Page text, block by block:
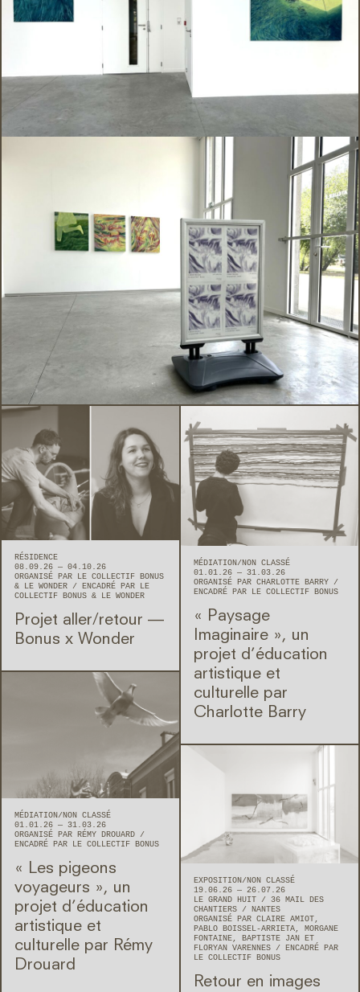
RÉSIDENCE
08.09.26 — 04.10.26
ORGANISÉ PAR LE COLLECTIF BONUS
& LE WONDER
ENCADRÉ PAR LE
COLLECTIF BONUS & LE WONDER
Projet aller/retour —
Bonus x Wonder
MÉDIATION
NON CLASSÉ
01.01.26 — 31.03.26
ORGANISÉ PAR CHARLOTTE BARRY
ENCADRÉ PAR LE COLLECTIF BONUS
« Paysage
Imaginaire », un
projet d’éducation
artistique et
culturelle par
Charlotte Barry
MÉDIATION
NON CLASSÉ
01.01.26 — 31.03.26
ORGANISÉ PAR RÉMY DROUARD
ENCADRÉ PAR LE COLLECTIF BONUS
« Les pigeons
voyageurs », un
projet d’éducation
artistique et
culturelle par Rémy
Drouard
EXPOSITION NON CLASSÉ
19.06.26 — 26.07.26
LE GRAND HUIT
36 MAIL DES
CHANTIERS
NANTES
ORGANISÉ PAR CLAIRE AMIOT,
PABLO BOISSEL-ARRIETA, MORGANE
FONTAINE, BAPTISTE JAN ET
FLORYAN VARENNES
ENCADRÉ PAR
LE COLLECTIF BONUS
Retour en images